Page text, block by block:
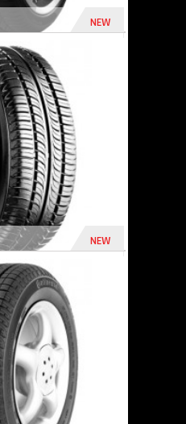
NEW
1 771 Dhs
NEW
458 Dhs